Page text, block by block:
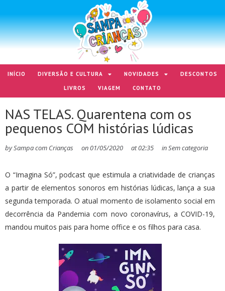
INÍCIO DIVERSÃO E CULTURA NOVIDADES
DESCONTOS
LIVROS
VIAGEM CONTATO
NAS TELAS. Quarentena com os
pequenos COM histórias lúdicas
bySampa com Crianças on01/05/2020 at02:35 inSem categoria
O “Imagina Só”, podcast que estimula a criatividade de crianças
a partir de elementos sonoros em histórias lúdicas, lança a sua
segunda temporada. O atual momento de isolamento social em
decorrência da Pandemia com novo coronavírus, a COVID-19,
mandou muitos pais para home office e os filhos para casa.